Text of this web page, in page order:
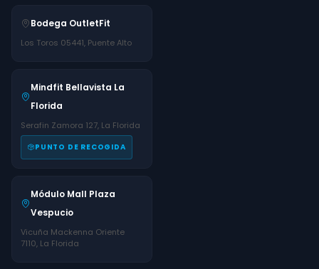
Bodega OutletFit
Los Toros 05441, Puente Alto
Mindfit Bellavista La
Florida
Serafin Zamora 127, La Florida
PUNTO DE RECOGIDA
Módulo Mall Plaza
Vespucio
Vicuña Mackenna Oriente
7110, La Florida